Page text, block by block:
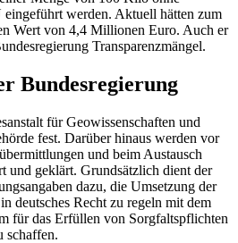
werden. Aktuell hätten zum
Wert von 4,4 Millionen Euro. Auch er
Transparenzmängel.
Bundesregierung
für Geowissenschaften und
fest. Darüber hinaus werden vor
und beim Austausch
und geklärt. Grundsätzlich dient der
dazu, die Umsetzung der
deutsches Recht zu regeln mit dem
für das Erfüllen von Sorgfaltspflichten
schaffen.